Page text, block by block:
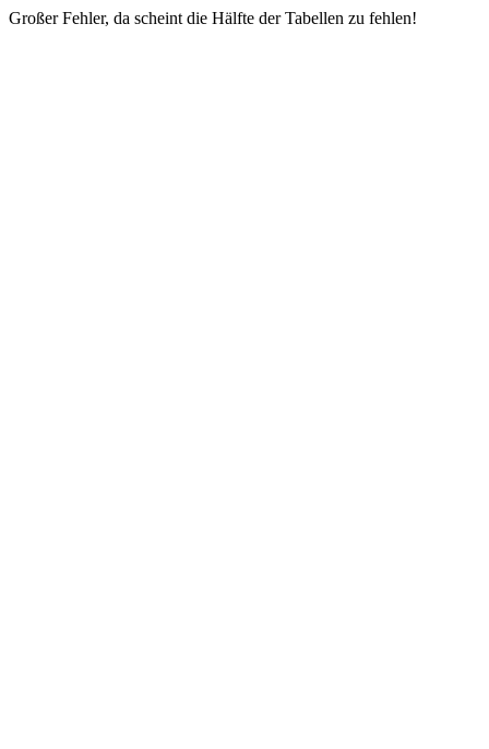
Großer Fehler, da scheint die Hälfte der Tabellen zu fehlen!